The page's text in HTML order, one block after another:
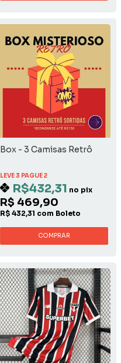
Box - 3 Camisas Retrô
LEVE 3 PAGUE 2
R$432,31 no pix
R$ 469,90
R$ 432,31 com Boleto
COMPRAR